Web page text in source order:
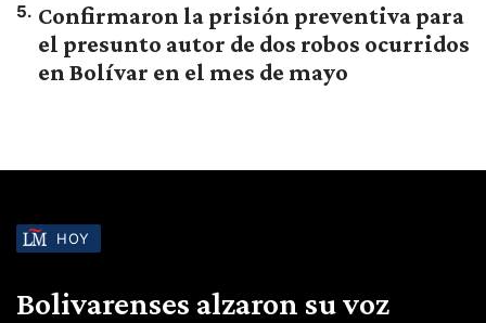
5. Confirmaron la prisión preventiva para
el presunto autor de dos robos ocurridos
en Bolívar en el mes de mayo
HOY
Bolivarenses alzaron su voz